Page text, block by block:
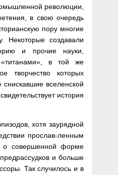
революции,
в свою очередь
пору многие
Некоторые создавали
и прочие науки,
в той же
творчество которых
вселенской
история
хотя заурядной
прослав-ленным
о совершенной форме
и больше
Так случилось и в